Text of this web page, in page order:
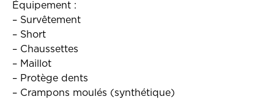
Équipement :
– Survêtement
– Short
– Chaussettes
– Maillot
– Protège dents
– Crampons moulés (synthétique)